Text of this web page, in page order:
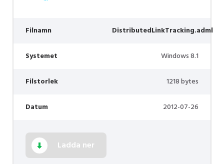
Filnamn DistributedLinkTracking.adml
Systemet Windows 8.1
Filstorlek 1218 bytes
Datum 2012-07-26
Ladda ner